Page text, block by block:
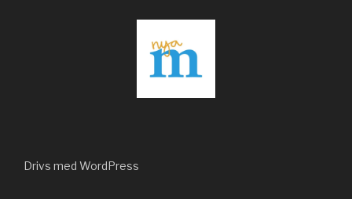
Drivs med WordPress